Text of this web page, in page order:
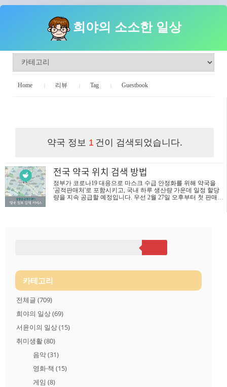
희야의 소소한 일상
Home 리뷰 Tag Guestbook
약국 정보 1 건이 검색되었습니다.
전국 약국 위치 검색 방법
정부가 코로나19 대응으로 마스크 수급 안정화를 위해 약국을
'공적판매처'로 포함시키고, 국내 하루 생산량 가운데 일정 할당
량을 지속 공급할 예정입니다. 우선 2월 27일 오후부터 첫 판매가
래 링크를 클릭해주세요▷ https://www.e-gen.or.kr/egen/search_pha
rmacy.do?searchType=map 중앙응급의료센터의 약국 위치 검색 서
카테고리
전체글 (709)
희야의 일상(69)
서윤이의 일상(15)
취미생활(80)
음악(31)
영화·책 (15)
게임 (8)